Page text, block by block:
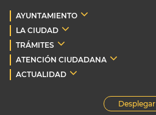
AYUNTAMIENTO
LA CIUDAD
TRÁMITES
ATENCIÓN CIUDADANA
ACTUALIDAD
Desplegar